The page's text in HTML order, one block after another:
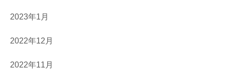
2023年1月
2022年12月
2022年11月